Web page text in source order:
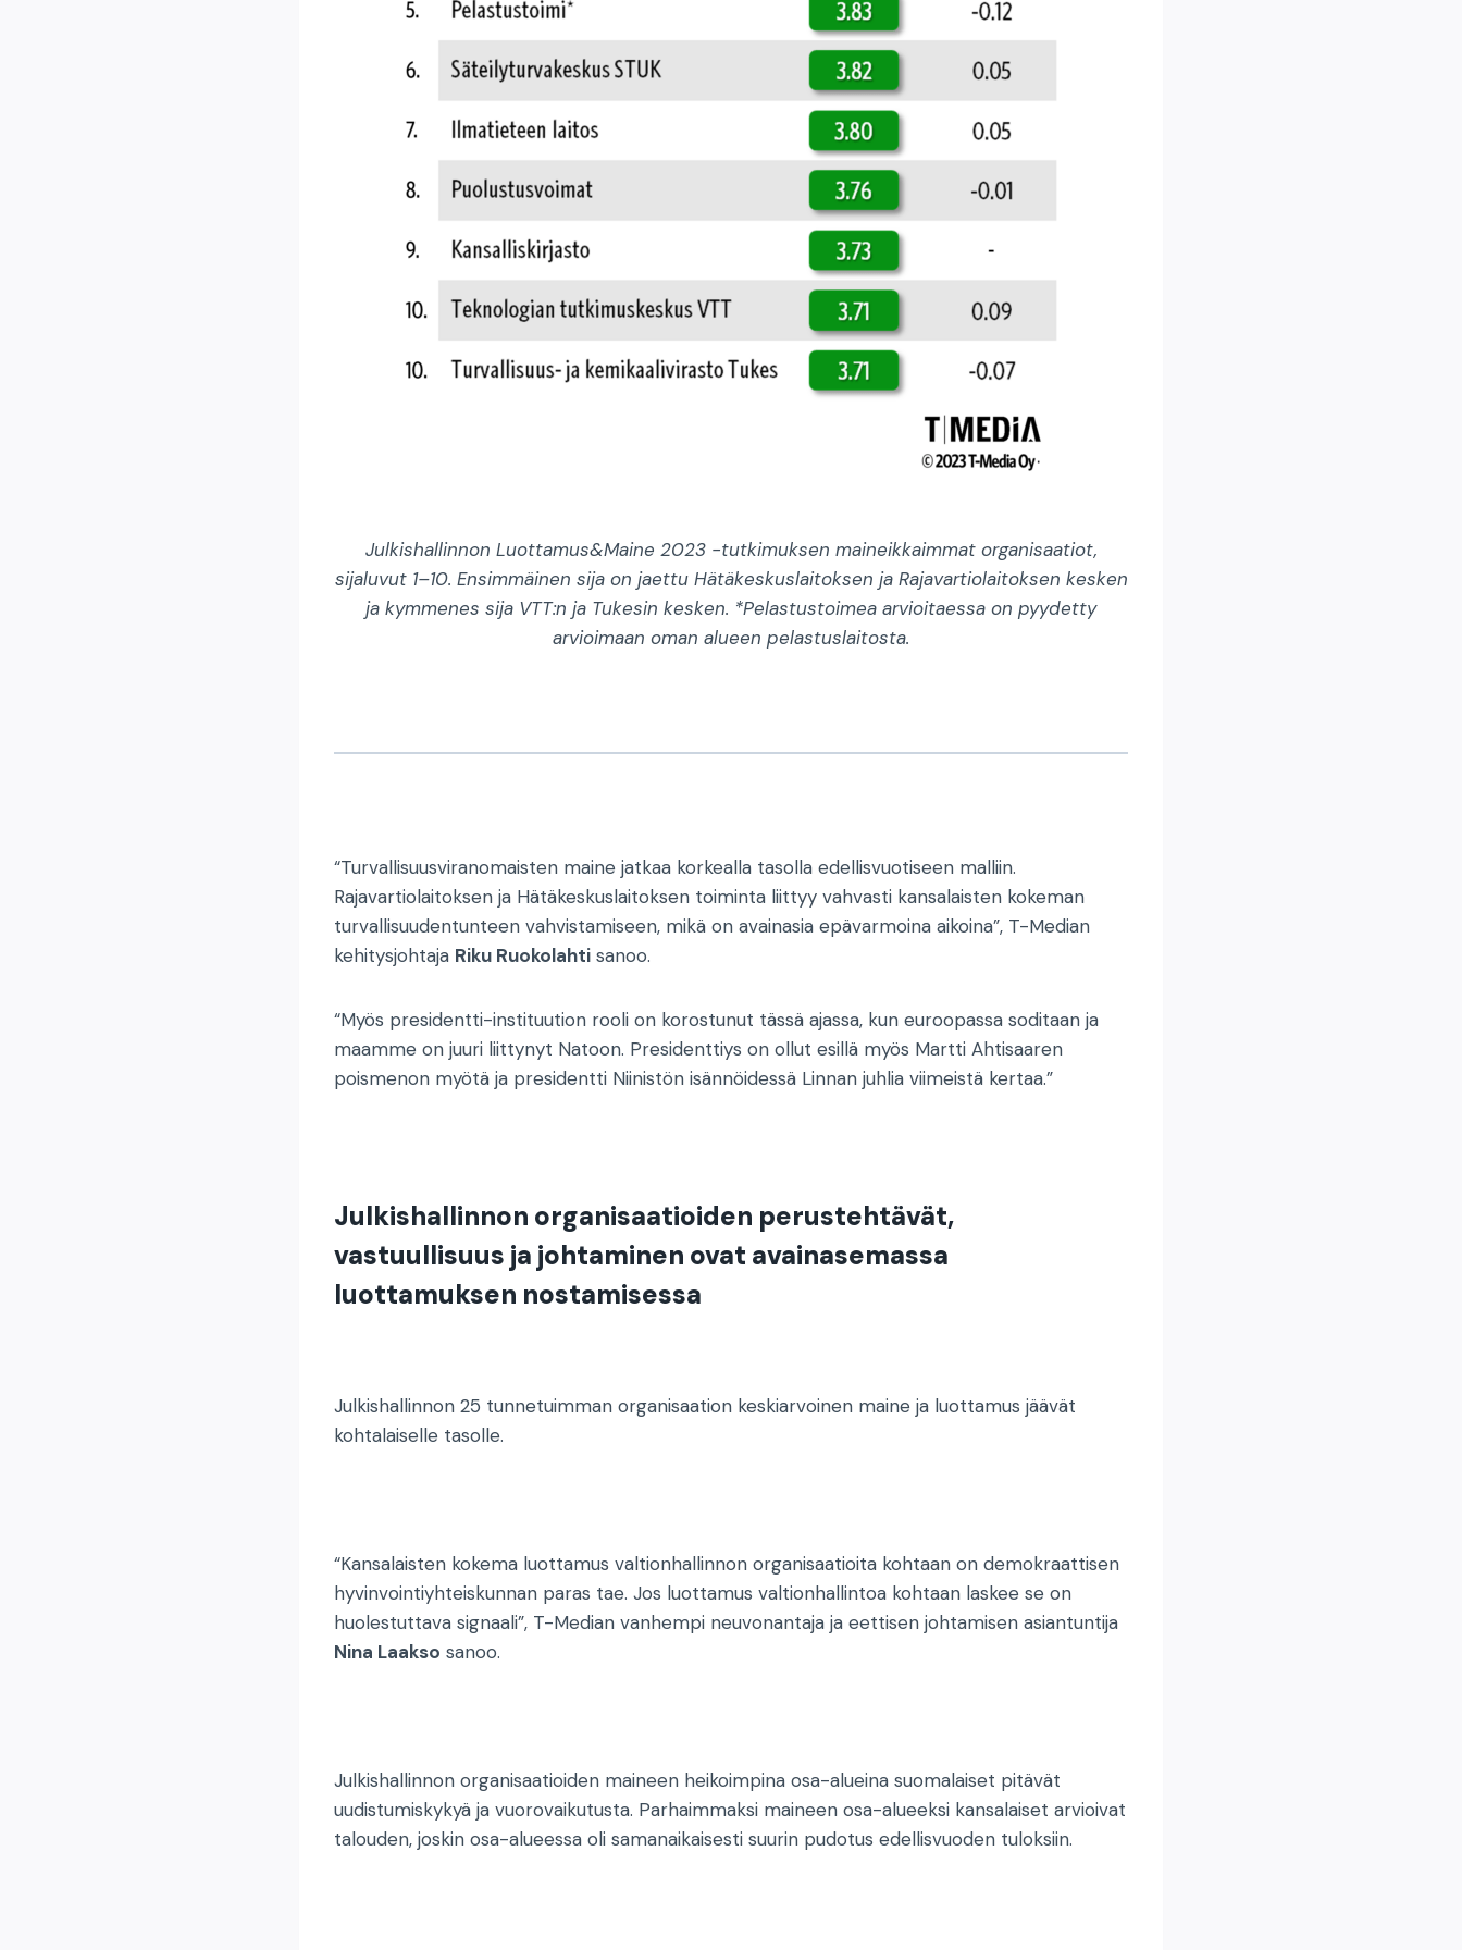
Julkishallinnon Luottamus&Maine 2023 -tutkimuksen maineikkaimmat organisaatiot,
sijaluvut 1–10. Ensimmäinen sija on jaettu Hätäkeskuslaitoksen ja Rajavartiolaitoksen kesken
ja kymmenes sija VTT:n ja Tukesin kesken. *Pelastustoimea arvioitaessa on pyydetty
arvioimaan oman alueen pelastuslaitosta.
“Turvallisuusviranomaisten maine jatkaa korkealla tasolla edellisvuotiseen malliin.
Rajavartiolaitoksen ja Hätäkeskuslaitoksen toiminta liittyy vahvasti kansalaisten kokeman
turvallisuudentunteen vahvistamiseen, mikä on avainasia epävarmoina aikoina”, T-Median
kehitysjohtaja Riku Ruokolahti sanoo.
“Myös presidentti-instituution rooli on korostunut tässä ajassa, kun euroopassa soditaan ja
maamme on juuri liittynyt Natoon. Presidenttiys on ollut esillä myös Martti Ahtisaaren
poismenon myötä ja presidentti Niinistön isännöidessä Linnan juhlia viimeistä kertaa.”
Julkishallinnon organisaatioiden perustehtävät,
vastuullisuus ja johtaminen ovat avainasemassa
luottamuksen nostamisessa
Julkishallinnon 25 tunnetuimman organisaation keskiarvoinen maine ja luottamus jäävät
kohtalaiselle tasolle.
“Kansalaisten kokema luottamus valtionhallinnon organisaatioita kohtaan on demokraattisen
hyvinvointiyhteiskunnan paras tae. Jos luottamus valtionhallintoa kohtaan laskee se on
huolestuttava signaali”, T-Median vanhempi neuvonantaja ja eettisen johtamisen asiantuntija
Nina Laakso sanoo.
Julkishallinnon organisaatioiden maineen heikoimpina osa-alueina suomalaiset pitävät
uudistumiskykyä ja vuorovaikutusta. Parhaimmaksi maineen osa-alueeksi kansalaiset arvioivat
talouden, joskin osa-alueessa oli samanaikaisesti suurin pudotus edellisvuoden tuloksiin.